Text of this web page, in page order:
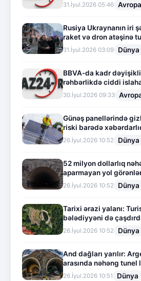
31.İyul.2026 05:46 Avropa
Rusiya Ukraynanın iri
raket və dron atəşinə
31.İyul.2026 03:09 Dünya
BBVA-da kadr
rəhbərlikdə ciddi
30.İyul.2026 09:33
Günəş panellərində
riski barədə
26.İyul.2026 10:52 Dünya
52 milyon dollarlıq
aparmayan yol
26.İyul.2026 10:52 Dünya
Tarixi ərazi yalanı:
bələdiyyəni də
26.İyul.2026 10:52 Dünya
And dağları yarılır:
arasında nəhəng tunel
26.İyul.2026 10:51 Dünya